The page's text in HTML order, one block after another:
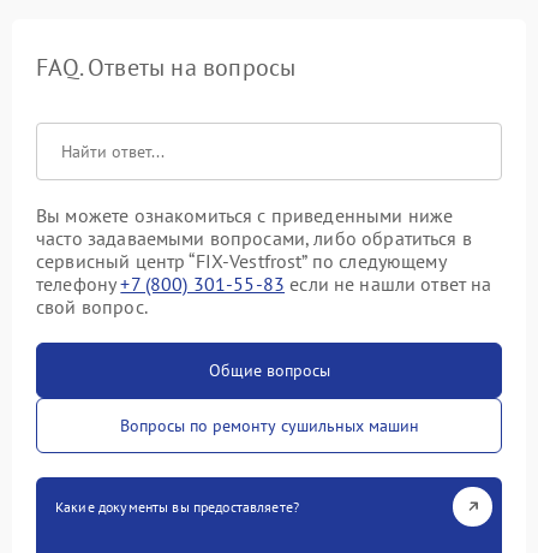
FAQ. Ответы на вопросы
Вы можете ознакомиться с приведенными ниже
часто задаваемыми вопросами, либо обратиться в
сервисный центр “FIX-Vestfrost” по следующему
телефону+7 (800) 301-55-83 если не нашли ответ на
свой вопрос.
Общие вопросы
Вопросы по ремонту сушильных машин
Какие документы вы предоставляете?